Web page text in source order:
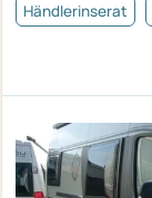
Händlerinserat